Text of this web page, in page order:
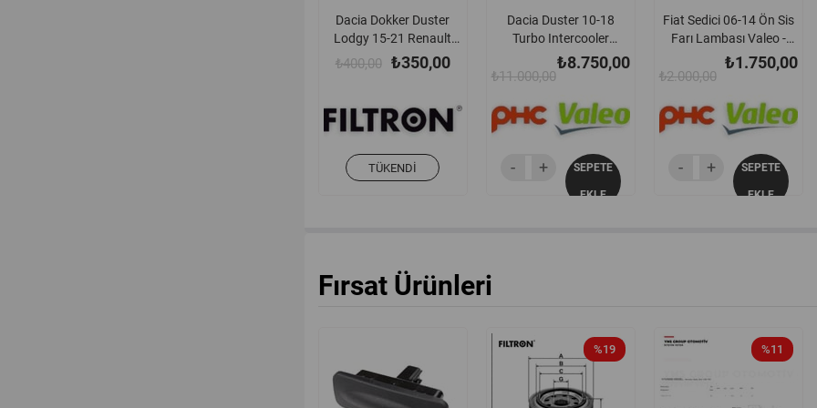
Dacia Dokker Duster
Lodgy 15-21 Renault
Clio Iv Espace V Fluence
Kadjar Laguna Megane
15-22 1.6 16v H4m Yağ
Filtresi Filtron - Op6436
₺350,00
₺400,00
TÜKENDI
Dacia Duster 10-18
Turbo Intercooler
Radyatörü Valeo -
818228 / 8200880552
₺8.750,00
₺11.000,00
SEPETE
EKLE
Fiat Sedici 06-14 Ön Sis
Farı Lambası Valeo -
088358 / 71768142
₺1.750,00
₺2.000,00
SEPETE
EKLE
Fırsat Ürünleri
%19 %11